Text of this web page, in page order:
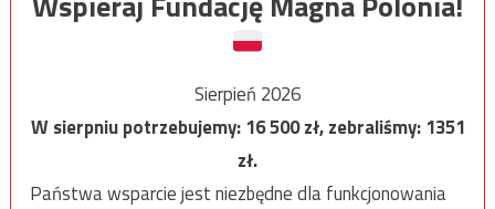
Sierpień 2026
W sierpniu potrzebujemy:16 500zł, zebraliśmy:1351
zł.
Państwa wsparcie jest niezbędne dla funkcjonowania